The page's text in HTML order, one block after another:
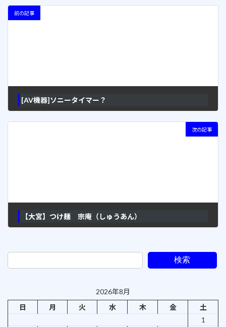
前の記事
[AV機器]ソニータイマー？
次の記事
【大宮】つけ麺 宗庵（しゅうあん）
検索
2026年8月
日
月 火 水 木 金
土
1